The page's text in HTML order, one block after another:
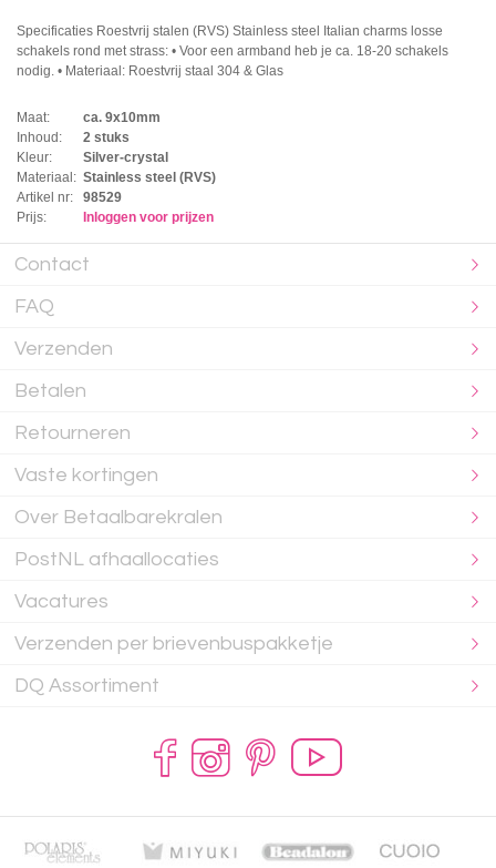
Specificaties Roestvrij stalen (RVS) Stainless steel Italian charms losse
schakels rond met strass: • Voor een armband heb je ca. 18-20 schakels
nodig. • Materiaal: Roestvrij staal 304 & Glas
Maat:
ca. 9x10mm
Inhoud:
2 stuks
Kleur:
Silver-crystal
Materiaal: Stainless steel (RVS)
Artikel nr:
98529
Prijs:
Inloggen voor prijzen
Contact
FAQ
Verzenden
Betalen
Retourneren
Vaste kortingen
Over Betaalbarekralen
PostNL afhaallocaties
Vacatures
Verzenden per brievenbuspakketje
DQ Assortiment